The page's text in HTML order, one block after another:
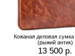
Кожаная деловая
(рыжий антик)
13 500 р.